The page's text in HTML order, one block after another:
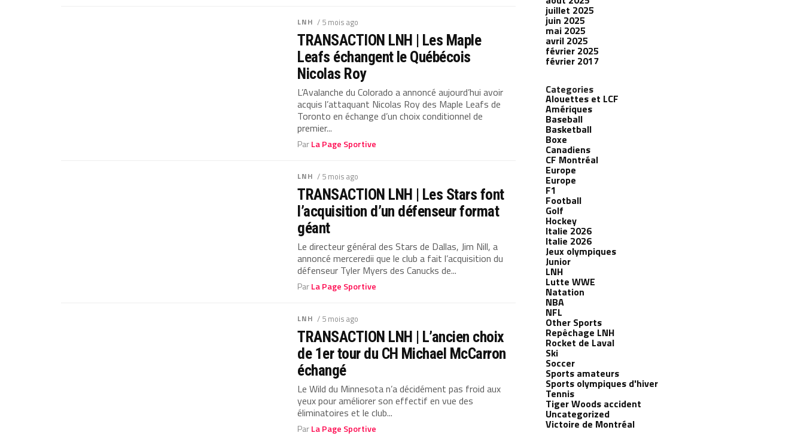
LNH / 5 mois ago
TRANSACTION LNH | Les Maple
Leafs échangent le Québécois
Nicolas Roy
L’Avalanche du Colorado a annoncé aujourd’hui avoir
acquis l’attaquant Nicolas Roy des Maple Leafs de
Toronto en échange d’un choix conditionnel de
premier...
ParLa Page Sportive
LNH / 5 mois ago
TRANSACTION LNH | Les Stars font
l’acquisition d’un défenseur format
géant
Le directeur général des Stars de Dallas, Jim Nill, a
annoncé merceredii que le club a fait l’acquisition du
défenseur Tyler Myers des Canucks de...
ParLa Page Sportive
LNH / 5 mois ago
TRANSACTION LNH | L’ancien choix
de 1er tour du CH Michael McCarron
échangé
Le Wild du Minnesota n’a décidément pas froid aux
yeux pour améliorer son effectif en vue des
éliminatoires et le club...
ParLa Page Sportive
juillet 2025
juin 2025
mai 2025
avril 2025
février 2025
février 2017
Categories
Alouettes et LCF
Amériques
Baseball
Basketball
Boxe
Canadiens
CF Montréal
Europe
Europe
F1
Football
Golf
Hockey
Italie 2026
Italie 2026
Jeux olympiques
Junior
LNH
Lutte WWE
Natation
NBA
NFL
Other Sports
Repêchage LNH
Rocket de Laval
Ski
Soccer
Sports amateurs
Sports olympiques d'hiver
Tennis
Tiger Woods accident
Uncategorized
Victoire de Montréal